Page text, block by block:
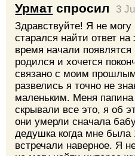
Урмат спросил
3
Здравствуйте! Я не
старался найти ответ на
время начали
родился и хочется
связано с моим
развелись я точно не
маленьким. Меня
скрывали все это, я об
они умерли сначала
дедушка когда мне была
встречали наверное. Я